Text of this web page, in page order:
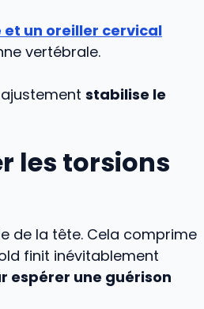
un oreiller cervical
vertébrale.
stabilise le
les torsions
de la tête. Cela comprime
finit inévitablement
espérer une guérison